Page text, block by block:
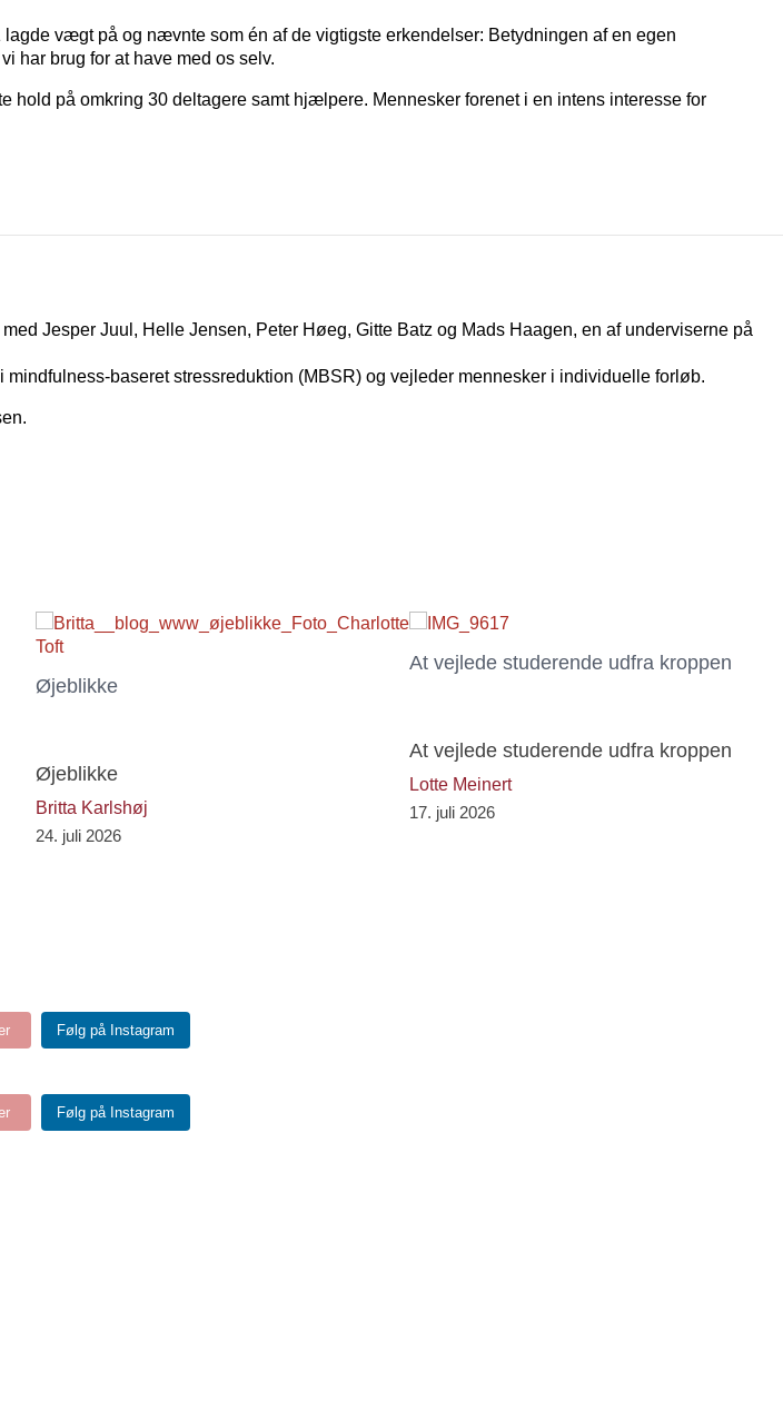
vægt på og nævnte som én af de vigtigste erkendelser: Betydningen af en egen
har brug for at have med os selv.
hold på omkring 30 deltagere samt hjælpere. Mennesker forenet i en intens interesse for
Jesper Juul, Helle Jensen, Peter Høeg, Gitte Batz og Mads Haagen, en af underviserne på
baseret stressreduktion (MBSR) og vejleder mennesker i individuelle forløb.
Øjeblikke
Øjeblikke
Britta Karlshøj
24. juli 2026
At vejlede studerende udfra kroppen
At vejlede studerende udfra kroppen
Lotte Meinert
17. juli 2026
Følg på Instagram
Følg på Instagram